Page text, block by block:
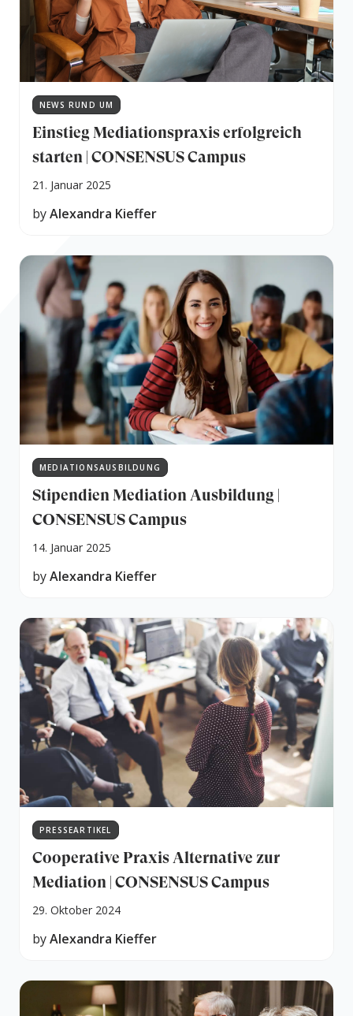
NEWS RUND UM
Einstieg Mediationspraxis erfolgreich
starten | CONSENSUS Campus
21. Januar 2025
byAlexandra Kieffer
MEDIATIONSAUSBILDUNG
Stipendien Mediation Ausbildung |
CONSENSUS Campus
14. Januar 2025
byAlexandra Kieffer
PRESSEARTIKEL
Cooperative Praxis Alternative zur
Mediation | CONSENSUS Campus
29. Oktober 2024
byAlexandra Kieffer